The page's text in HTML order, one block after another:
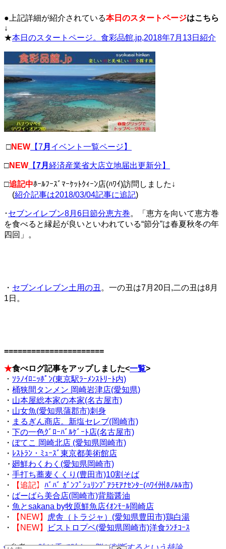
●上記詳細が紹介されている本日のスタートページはこちら
↓
★本日のスタートページ。食彩品館.jp,2018年7月13日紹介
□NEW 【7月 イベント一覧ページ】
□NEW 【7月 経済産業省大店立地届出更新分】
□追記中ﾎｰﾙﾌｰｽﾞﾏｰｹｯﾄｸｨｰﾝ店(ﾊﾜｲ)訪問しました↓
(紹介記事は2018/03/04記事に追記)
･ セブンイレブン8月6日節分恵方巻。「恵方を向いて恵方巻
を食べると縁起が良いといわれている“節分”は春夏秋冬の年
四回」。
・ セブンイレブン土用の丑 。一の丑は7月20日,二の丑は8月
1日。
======================
★食べログ記事をアップしました<一覧>
・ ｿﾗﾉｲﾛﾆｯﾎﾟﾝ(東京駅ﾗｰﾒﾝｽﾄﾘｰﾄ内)
・ 桶狭間タンメン 岡崎岩津店(愛知県)
・ 山本屋総本家の本家(名古屋市)
・ 山女魚(愛知県蒲郡市)刺身
・ まるぎん商店。新塩セレブ(岡崎市)
・ 下の一色ｸﾞﾛｰﾊﾞﾙｹﾞｰﾄ店(名古屋市)
・ ぼてこ 岡崎北店 (愛知県岡崎市)
・ ﾚｽﾄﾗﾝ・ﾐｭｰｽﾞ東京都美術館店
・ 廻鮮わくわく(愛知県岡崎市)
・ 手打ち蕎麦くくり(豊田市)10割そば
・
【追記】 ﾊﾞﾊﾞ ｶﾞﾝﾌﾟｼｭﾘﾝﾌﾟｱﾗﾓｱﾅｾﾝﾀｰ(ﾊﾜｲ州ﾎﾉﾙﾙ市)
・ ばーばら美合店(岡崎市)背脂醤油
・ 魚とsakana by牧原鮮魚店ｲｵﾝﾓｰﾙ岡崎店
・
【NEW】
虎舎（トラジャ）(愛知県豊田市)鶏白湯
・
【NEW】 ビストロプベ(愛知県岡崎市)洋食ﾗﾝﾁｺｰｽ
<参考>・味は舌で味わい脳が判断するという持論